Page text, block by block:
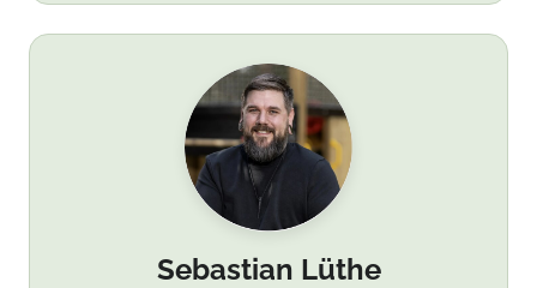
Sebastian Lüthe